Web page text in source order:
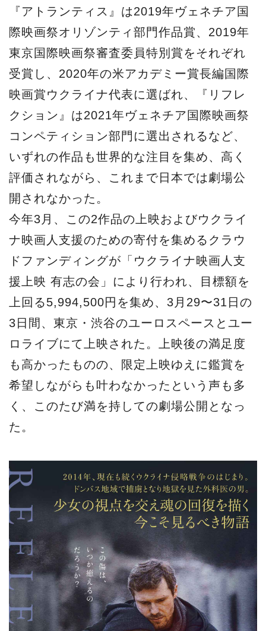
『アトランティス』は2019年ヴェネチア国
際映画祭オリゾンティ部門作品賞、2019年
東京国際映画祭審査委員特別賞をそれぞれ
受賞し、2020年の米アカデミー賞長編国際
映画賞ウクライナ代表に選ばれ、『リフレ
クション』は2021年ヴェネチア国際映画祭
コンペティション部門に選出されるなど、
いずれの作品も世界的な注目を集め、高く
評価されながら、これまで日本では劇場公
開されなかった。
今年3月、この2作品の上映およびウクライ
ナ映画人支援のための寄付を集めるクラウ
ドファンディングが「ウクライナ映画人支
援上映 有志の会」により行われ、目標額を
上回る5,994,500円を集め、3月29〜31日の
3日間、東京・渋谷のユーロスペースとユー
ロライブにて上映された。上映後の満足度
も高かったものの、限定上映ゆえに鑑賞を
希望しながらも叶わなかったという声も多
く、このたび満を持しての劇場公開となっ
た。